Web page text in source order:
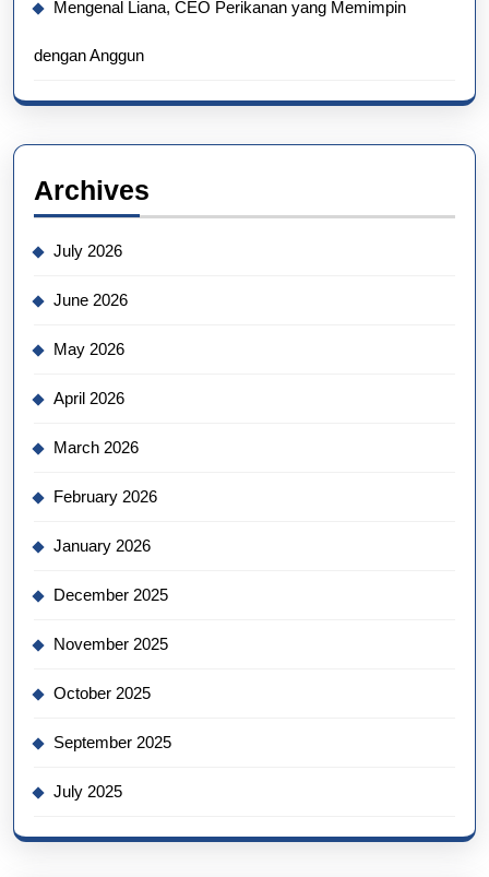
Mengenal Liana, CEO Perikanan yang Memimpin
dengan Anggun
Archives
July 2026
June 2026
May 2026
April 2026
March 2026
February 2026
January 2026
December 2025
November 2025
October 2025
September 2025
July 2025